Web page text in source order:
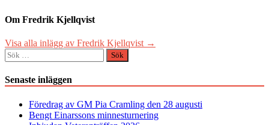
Om Fredrik Kjellqvist
Visa alla inlägg av Fredrik Kjellqvist →
Sök
efter:
Senaste inläggen
Föredrag av GM Pia Cramling den 28 augusti
Bengt Einarssons minnesturnering